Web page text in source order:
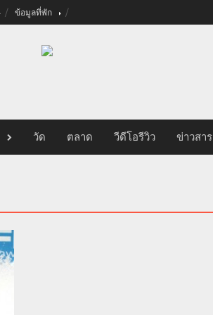
ข้อมูลที่พัก
วัด ตลาด วีดีโอรีวิว ข่าวสาร